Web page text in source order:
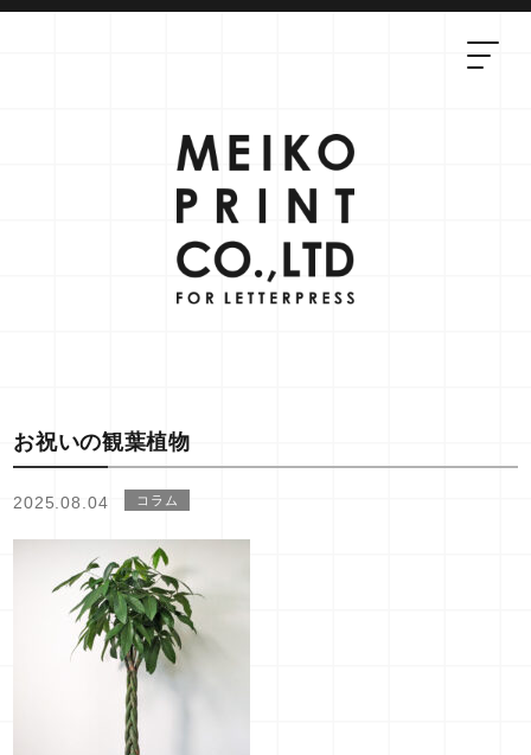
お祝いの観葉植物
2025.08.04 コラム